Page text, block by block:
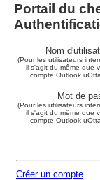
Portail du
Nom
(Pour les utilisateurs
il s'agit du même que
compte Outlook
Mot de
(Pour les utilisateurs
il s'agit du même que
compte Outlook
Créer un compte